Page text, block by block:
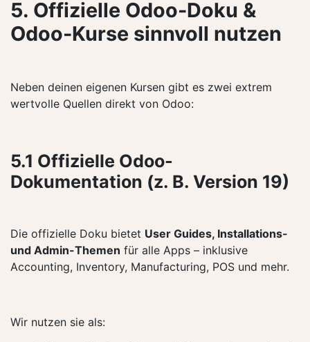
5. Offizielle Odoo-Doku &
Odoo-Kurse sinnvoll nutzen
Neben deinen eigenen Kursen gibt es zwei extrem
wertvolle Quellen direkt von Odoo:
5.1 Offizielle Odoo-
Dokumentation (z. B. Version 19)
Die offizielle Doku bietet User Guides, Installations-
und Admin-Themen für alle Apps – inklusive
Accounting, Inventory, Manufacturing, POS und mehr.
Wir nutzen sie als: